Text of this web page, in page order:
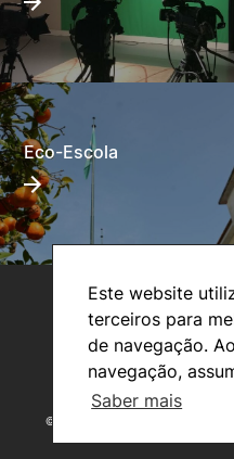
Este website
terceiros para
de navegação.
navegação,
Saber mais
Eco-Escola
©2026 Instituto Politécnico de